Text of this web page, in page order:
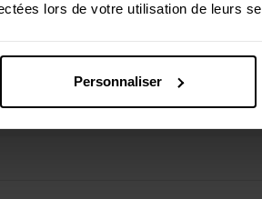
lors de votre utilisation de leurs
Personnaliser
encore